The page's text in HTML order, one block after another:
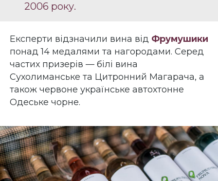
2006 року.
Експерти відзначили вина від Фрумушики
понад 14 медалями та нагородами. Серед
частих призерів — білі вина
Сухолиманське та Цитронний Магарача, а
також червоне українське автохтонне
Одеське чорне.